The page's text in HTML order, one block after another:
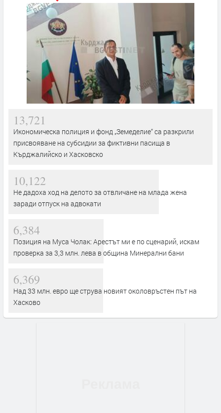
13,721
Икономическа полиция и фонд „Земеделие“ са разкрили
присвояване на субсидии за фиктивни пасища в
Кърджалийско и Хасковско
10,122
Не дадоха ход на делото за отвличане на млада жена
заради отпуск на адвокати
6,384
Позиция на Муса Чолак: Арестът ми е по сценарий, искам
проверка за 3,3 млн. лева в община Минерални бани
6,369
Над 33 млн. евро ще струва новият околовръстен път на
Хасково